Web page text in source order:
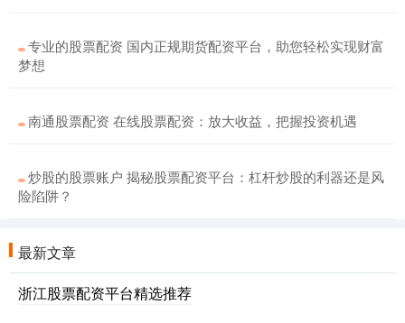
专业的股票配资 国内正规期货配资平台，助您轻松实现财富
梦想
南通股票配资 在线股票配资：放大收益，把握投资机遇
炒股的股票账户 揭秘股票配资平台：杠杆炒股的利器还是风
险陷阱？
最新文章
浙江股票配资平台精选推荐